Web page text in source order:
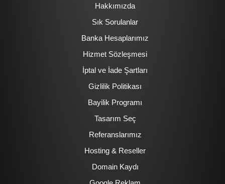
Hakkımızda
Sık Sorulanlar
Banka Hesaplarımız
Hizmet Sözleşmesi
İptal ve İade Şartları
Gizlilik Politikası
Bayilik Programı
Tasarım Seç
Referanslarımız
Hosting & Reseller
Domain Kaydı